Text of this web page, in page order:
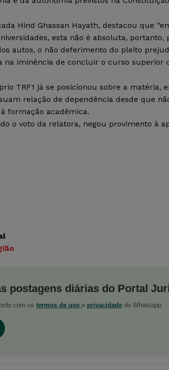
Hind Ghassan Hayath, destacou que
esta não é absoluta, portanto,
autos, o não deferimento do pleito
iminência de concluir o curso superior
TRF1 já se posicionou sobre a matéria,
relação de dependência desde que
formação acadêmica.
o voto da relatora, negou provimento à
postagens diárias do Portal
com os termos de uso e privacidade do Whatsapp.